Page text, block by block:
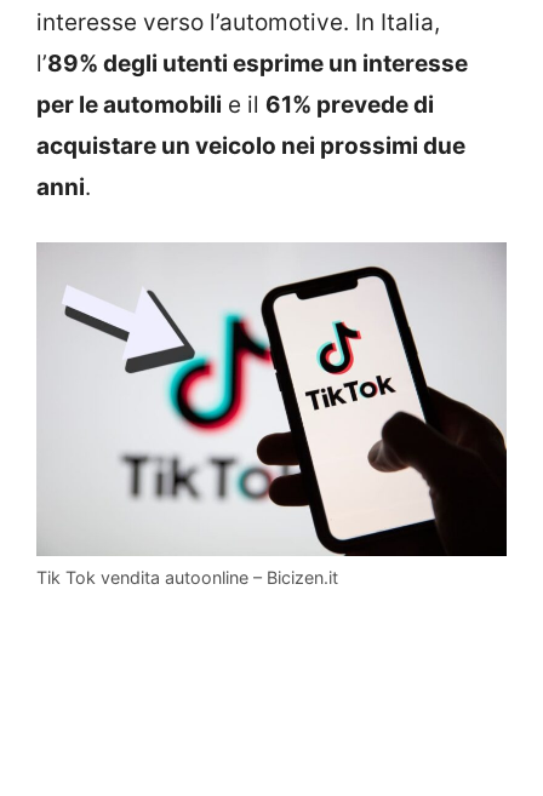
interesse verso l’automotive. In Italia,
l’89% degli utenti esprime un interesse
per le automobili e il 61% prevede di
acquistare un veicolo nei prossimi due
anni.
Tik Tok vendita autoonline – Bicizen.it